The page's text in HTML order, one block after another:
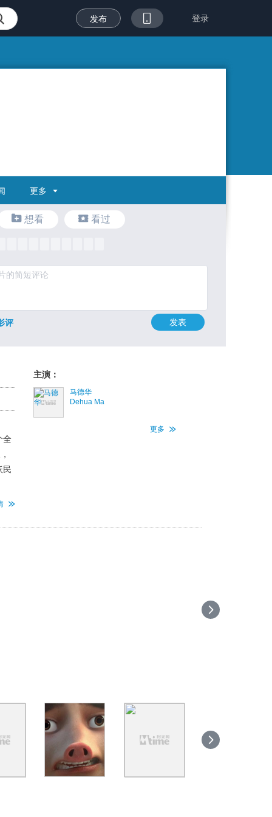
发布 登录
更多
想看 看过
评 发表
全
民
主演：
马德华
Dehua Ma
更多